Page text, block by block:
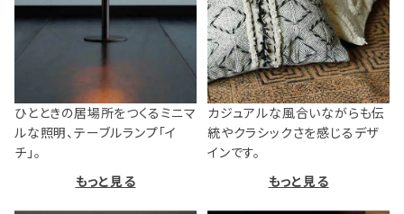
ひとときの居場所をつくるミニマ
ルな照明、テーブルランプ「イ
チ」。
もっと見る
カジュアルな風合いながらも伝
統やクラシックさを感じるデザ
インです。
もっと見る